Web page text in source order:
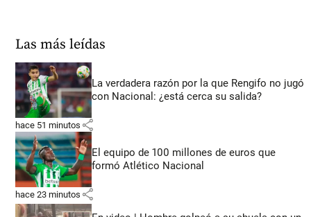
Las más leídas
La verdadera razón por la que Rengifo no jugó
con Nacional: ¿está cerca su salida?
hace 51 minutos share
El equipo de 100 millones de euros que
formó Atlético Nacional
hace 23 minutos share